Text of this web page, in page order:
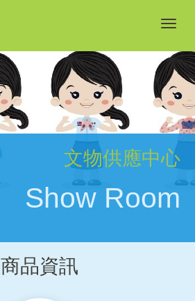
文物供應中心
Show Room
商品資訊